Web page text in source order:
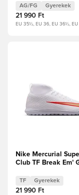
AG/FG Gyerekek
21 990 Ft
EU 35½, EU 36, EU 36½,
Megnyit egy
Nike Mercurial
Club TF Break Em'
TF Gyerekek
21 990 Ft